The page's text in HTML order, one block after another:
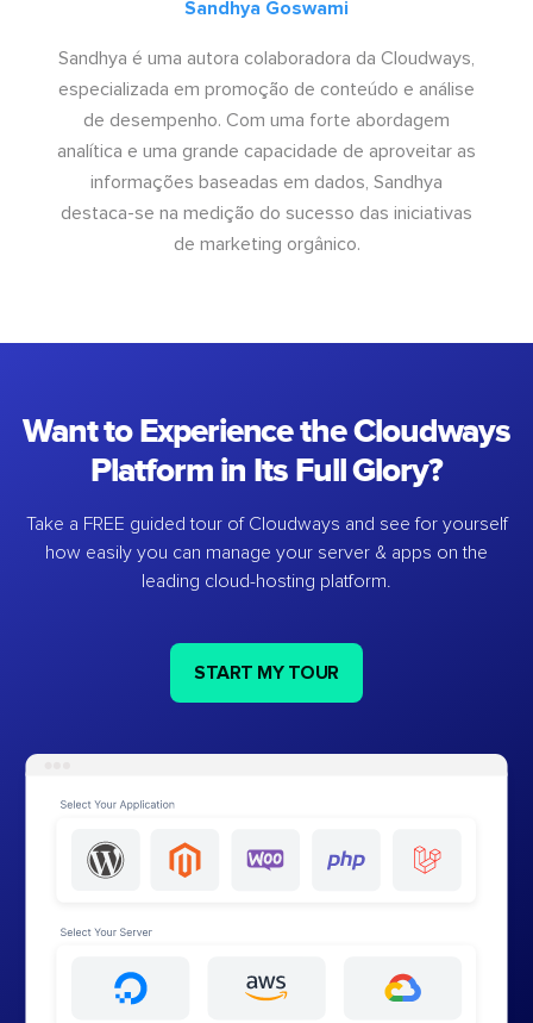
Sandhya Goswami
Sandhya é uma autora colaboradora da Cloudways,
especializada em promoção de conteúdo e análise
de desempenho. Com uma forte abordagem
analítica e uma grande capacidade de aproveitar as
informações baseadas em dados, Sandhya
destaca-se na medição do sucesso das iniciativas
de marketing orgânico.
Want to Experience the Cloudways
Platform in Its Full Glory?
Take a FREE guided tour of Cloudways and see for yourself
how easily you can manage your server & apps on the
leading cloud-hosting platform.
START MY TOUR